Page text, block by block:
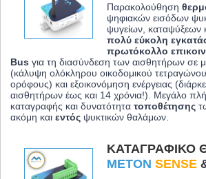
Παρακολούθηση
ψηφιακών εισόδων
ψυγείων, καταψύξεων
πολύ εύκολη
πρωτόκολλο
Bus για τη διασύνδεση των αισθητήρων σε
(κάλυψη ολόκληρου οικοδομικού
ορόφους) και εξοικονόμηση ενέργειας
αισθητήρων έως και 14 χρόνια!). Μεγάλο
καταγραφής και δυνατότητα τοποθέτησης
ακόμη και εντός ψυκτικών θαλάμων.
ΚΑΤΑΓΡΑΦΙΚΌ
METON SENSE